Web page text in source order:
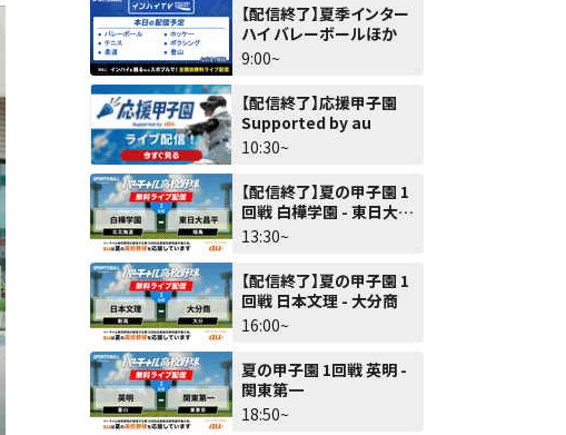
【配信終了】夏季インター
ハイ バレーボールほか
9:00~
【配信終了】応援甲子園
Supported by au
10:30~
【配信終了】夏の甲子園 1
回戦 白樺学園 - 東日大昌
平
13:30~
【配信終了】夏の甲子園 1
回戦 日本文理 - 大分商
16:00~
夏の甲子園 1回戦 英明 -
関東第一
18:50~